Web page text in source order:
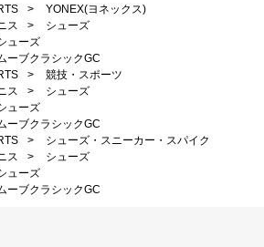
>
YONEX(ヨネックス)
ス >
シューズ
ューズ
ーブクラシックGC
>
競技・スポーツ
ス >
シューズ
ューズ
ーブクラシックGC
>
シューズ・スニーカー・スパイク
ス >
シューズ
ューズ
ーブクラシックGC